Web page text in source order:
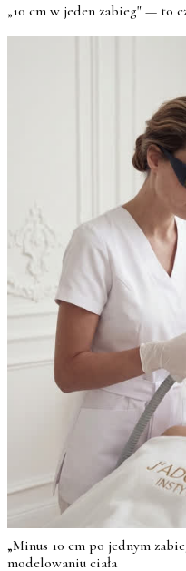
„10 cm w jeden zabieg" — to
„Minus 10 cm po jednym
modelowaniu ciała